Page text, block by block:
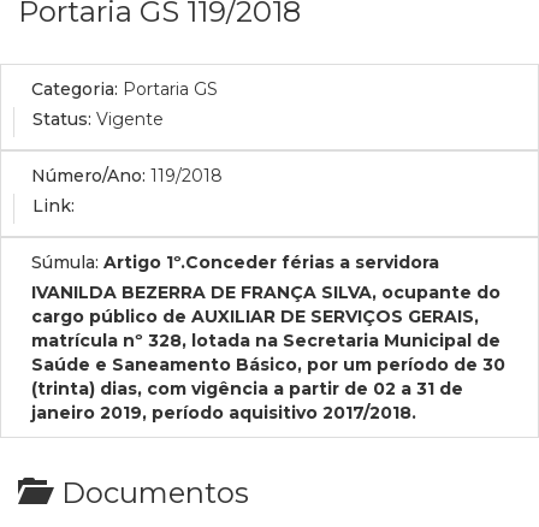
Portaria GS 119/2018
Categoria: Portaria GS
Status: Vigente
Número/Ano: 119/2018
Link:
Súmula: Artigo 1º.Conceder férias a servidora
IVANILDA BEZERRA DE FRANÇA SILVA, ocupante do
cargo público de AUXILIAR DE SERVIÇOS GERAIS,
matrícula nº 328, lotada na Secretaria Municipal de
Saúde e Saneamento Básico, por um período de 30
(trinta) dias, com vigência a partir de 02 a 31 de
janeiro 2019, período aquisitivo 2017/2018.
Documentos